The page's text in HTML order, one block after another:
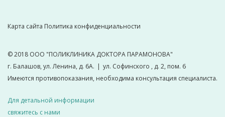
Карта сайта Политика конфиденциальности
© 2018 ООО "ПОЛИКЛИНИКА ДОКТОРА ПАРАМОНОВА"
г. Балашов, ул. Ленина, д. 6А. | ул. Софинского , д. 2, пом. 6
Имеются противопоказания, необходима консультация специалиста.
Для детальной информации
свяжитесь с нами